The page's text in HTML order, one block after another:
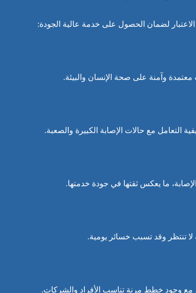
لضمان الحصول على خدمة عالية الجودة:
وآمنة على صحة الإنسان والبيئة.
مع حالات الإصابة الكبيرة والصعبة.
ما يعكس ثقتها في جودة خدمتها.
لا تنتظر وقد تسبب خسائر يومية.
مع وجود خطط مرنة تناسب الأفراد والشركات.